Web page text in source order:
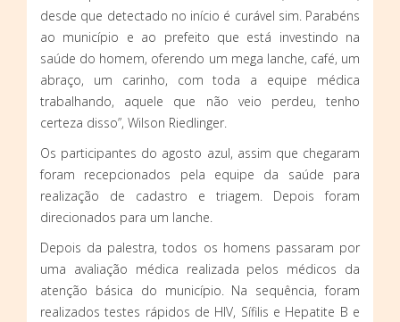
desde que detectado no início é curável sim. Parabéns
ao município e ao prefeito que está investindo na
saúde do homem, oferendo um mega lanche, café, um
abraço, um carinho, com toda a equipe médica
trabalhando, aquele que não veio perdeu, tenho
certeza disso”, Wilson Riedlinger.
Os participantes do agosto azul, assim que chegaram
foram recepcionados pela equipe da saúde para
realização de cadastro e triagem. Depois foram
direcionados para um lanche.
Depois da palestra, todos os homens passaram por
uma avaliação médica realizada pelos médicos da
atenção básica do município. Na sequência, foram
realizados testes rápidos de HIV, Sífilis e Hepatite B e